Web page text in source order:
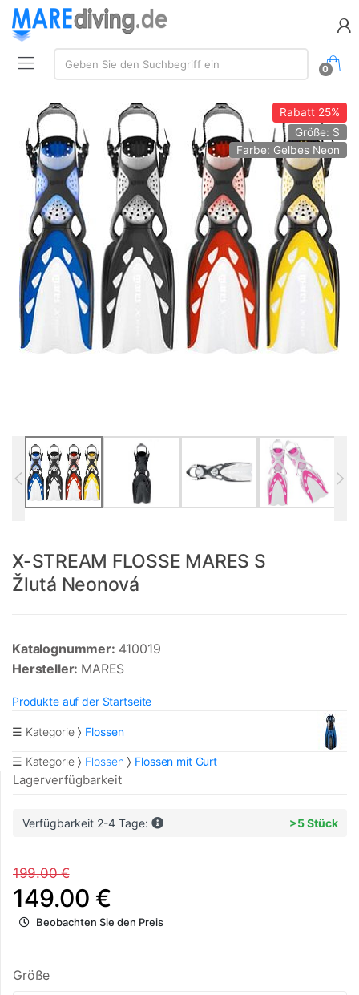
Suche:
Geben Sie den Suchbegriff ein
0
Rabatt25%
Größe: S
Farbe: Gelbes Neon
X-STREAM FLOSSE MARES S
Žlutá Neonová
Katalognummer: 410019
Hersteller: MARES
Produkte auf der Startseite
☰ Kategorie Flossen
☰ Kategorie Flossen Flossen mit Gurt
Lagerverfügbarkeit
Verfügbarkeit 2-4 Tage: >5 Stück
199.00 €
149.00 €
Beobachten Sie den Preis
Größe